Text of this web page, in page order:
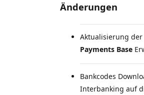
Änderungen
Aktualisierung der
Payments Base
Bankcodes
Interbanking auf